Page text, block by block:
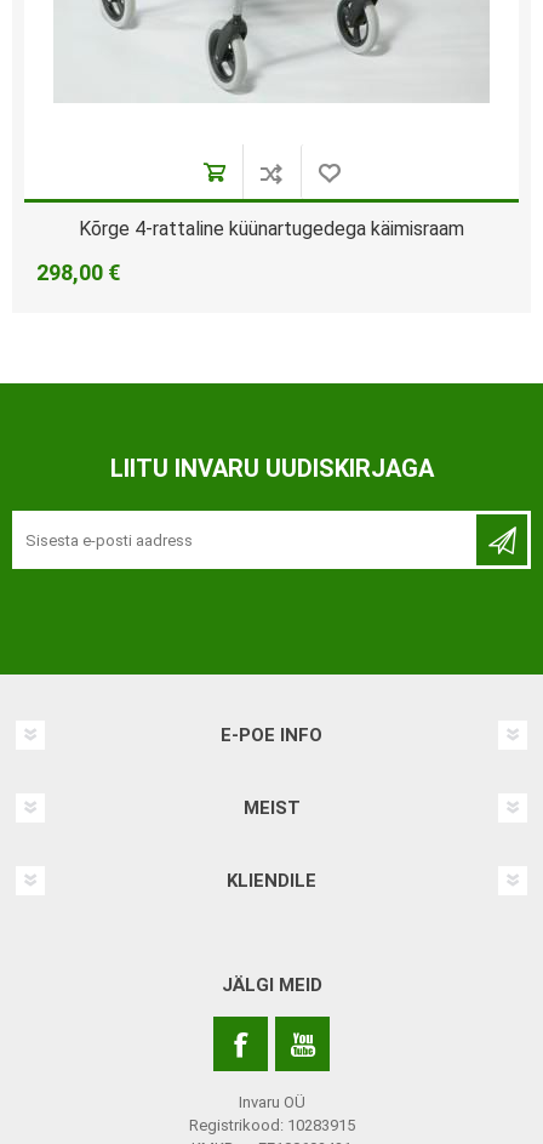
Kõrge 4-rattaline küünartugedega käimisraam
298,00 €
LIITU INVARU UUDISKIRJAGA
E-POE INFO
MEIST
KLIENDILE
JÄLGI MEID
Invaru OÜ
Registrikood: 10283915